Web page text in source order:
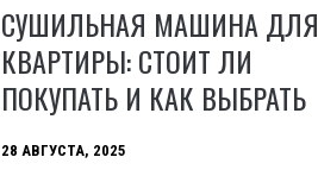
СУШИЛЬНАЯ МАШИНА ДЛЯ
КВАРТИРЫ: СТОИТ ЛИ
ПОКУПАТЬ И КАК ВЫБРАТЬ
28 АВГУСТА, 2025